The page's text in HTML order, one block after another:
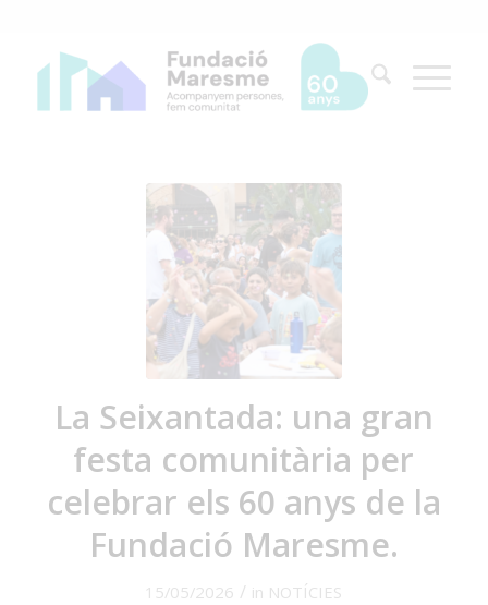
La Seixantada: una gran
festa comunitària per
celebrar els 60 anys de la
Fundació Maresme.
15/05/2026 / in NOTÍCIES